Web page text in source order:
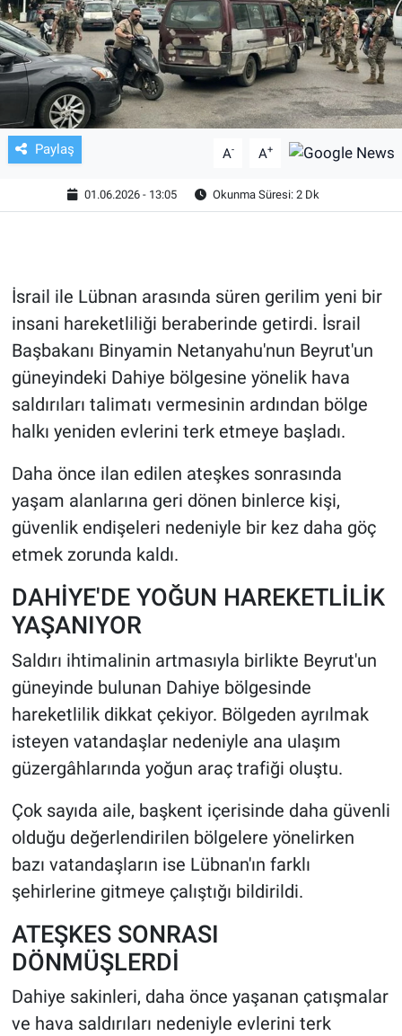
Paylaş A- A+
01.06.2026 - 13:05 Okunma Süresi: 2 Dk
İsrail ile Lübnan arasında süren gerilim yeni bir
insani hareketliliği beraberinde getirdi. İsrail
Başbakanı Binyamin Netanyahu'nun Beyrut'un
güneyindeki Dahiye bölgesine yönelik hava
saldırıları talimatı vermesinin ardından bölge
halkı yeniden evlerini terk etmeye başladı.
Daha önce ilan edilen ateşkes sonrasında
yaşam alanlarına geri dönen binlerce kişi,
güvenlik endişeleri nedeniyle bir kez daha göç
etmek zorunda kaldı.
DAHİYE'DE YOĞUN HAREKETLİLİK
YAŞANIYOR
Saldırı ihtimalinin artmasıyla birlikte Beyrut'un
güneyinde bulunan Dahiye bölgesinde
hareketlilik dikkat çekiyor. Bölgeden ayrılmak
isteyen vatandaşlar nedeniyle ana ulaşım
güzergâhlarında yoğun araç trafiği oluştu.
Çok sayıda aile, başkent içerisinde daha güvenli
olduğu değerlendirilen bölgelere yönelirken
bazı vatandaşların ise Lübnan'ın farklı
şehirlerine gitmeye çalıştığı bildirildi.
ATEŞKES SONRASI
DÖNMÜŞLERDİ
Dahiye sakinleri, daha önce yaşanan çatışmalar
ve hava saldırıları nedeniyle evlerini terk
BASKETBOL
SAĞLIK
GENEL
KÜLTÜR SANAT
ASAYİŞ
EĞİTİM
ÇEVRE
HABERDE İNSAN
POLİTİKA
SPOR
Bilim, Teknoloji